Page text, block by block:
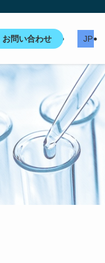
お問い合わせ JP